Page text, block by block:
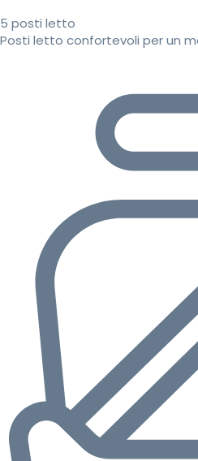
5 posti letto
Posti letto confortevoli per un